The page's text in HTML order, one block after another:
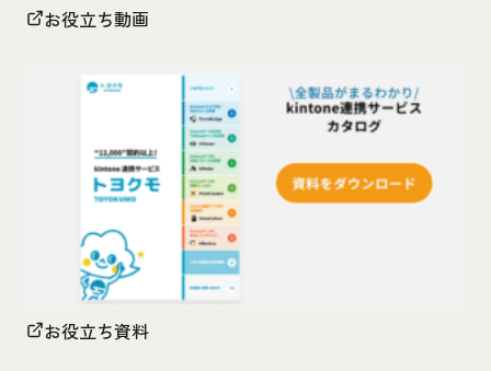
お役立ち動画
お役立ち資料